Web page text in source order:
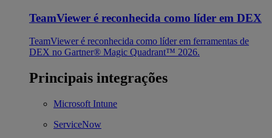
TeamViewer é reconhecida como líder em DEX
TeamViewer é reconhecida como líder em ferramentas de
DEX no Gartner® Magic Quadrant™ 2026.
Principais integrações
Microsoft Intune
ServiceNow